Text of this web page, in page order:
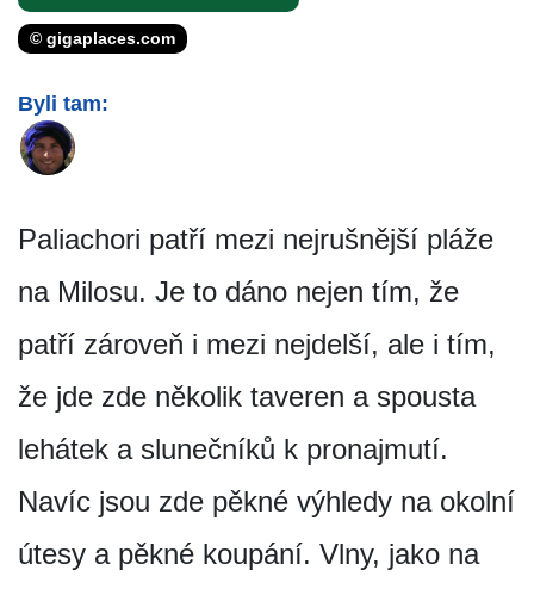
© gigaplaces.com
Byli tam:
Paliachori patří mezi nejrušnější pláže
na Milosu. Je to dáno nejen tím, že
patří zároveň i mezi nejdelší, ale i tím,
že jde zde několik taveren a spousta
lehátek a slunečníků k pronajmutí.
Navíc jsou zde pěkné výhledy na okolní
útesy a pěkné koupání. Vlny, jako na